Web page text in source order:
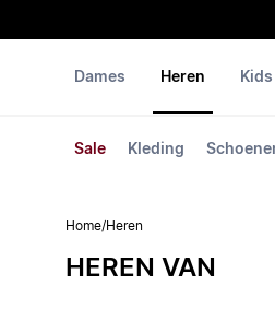
Dames Heren
Sale Kleding
Kids
Home/Heren
HEREN VAN